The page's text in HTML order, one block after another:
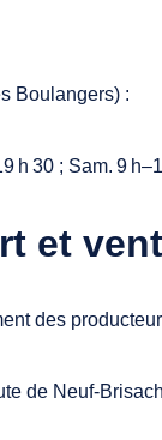
Boulangers) :
h 30 ; Sam. 9
et
des
de